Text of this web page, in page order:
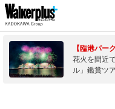
【臨港パー
花火を間近
ル」鑑賞ツ